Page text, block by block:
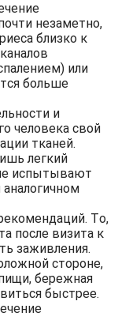
незаметно,
близко к
или
больше
и
человека свой
тканей.
легкий
испытывают
То,
после визита к
заживления.
стороне,
бережная
быстрее.